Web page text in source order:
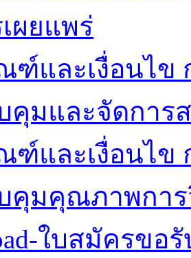
ผยแพร่
ฑ์และเงื่อนไข
คุมและจัดการ
ฑ์และเงื่อนไข
คุมคุณภาพการ
ใบสมัครขอ